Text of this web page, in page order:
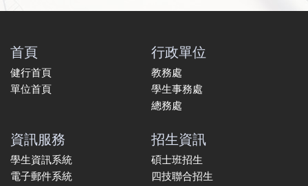
首頁
健行首頁
單位首頁
行政單位
教務處
學生事務處
總務處
資訊服務
學生資訊系統
電子郵件系統
招生資訊
碩士班招生
四技聯合招生